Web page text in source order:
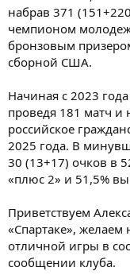
набрав 371
чемпионом
бронзовым
сборной США.
Начиная с 2023
проведя 181 матч и
российское
2025 года. В
30 (13+17) очков в
«плюс 2» и 51,5%
Приветствуем
«Спартаке»,
отличной игры в
сообщении клуба.